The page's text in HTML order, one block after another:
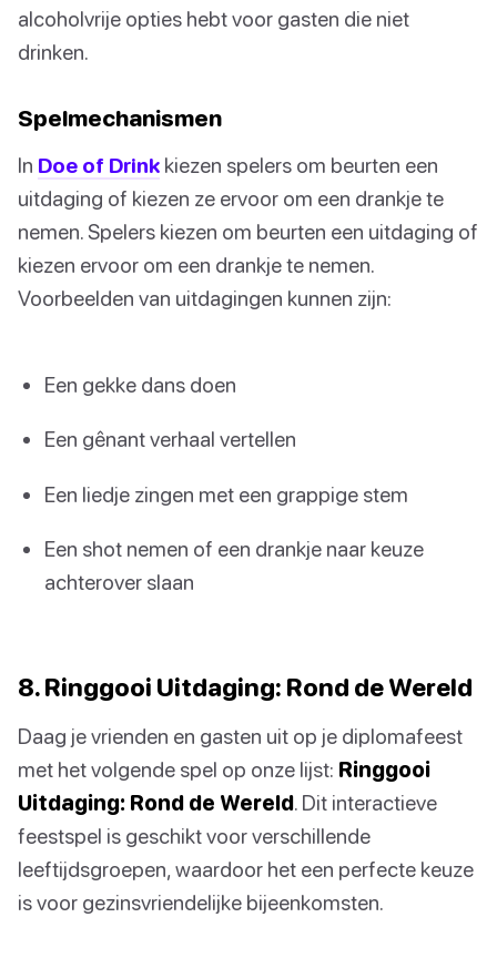
alcoholvrije opties hebt voor gasten die niet
drinken.
Spelmechanismen
In Doe of Drink kiezen spelers om beurten een
uitdaging of kiezen ze ervoor om een drankje te
nemen. Spelers kiezen om beurten een uitdaging of
kiezen ervoor om een drankje te nemen.
Voorbeelden van uitdagingen kunnen zijn:
Een gekke dans doen
Een gênant verhaal vertellen
Een liedje zingen met een grappige stem
Een shot nemen of een drankje naar keuze
achterover slaan
8. Ringgooi Uitdaging: Rond de Wereld
Daag je vrienden en gasten uit op je diplomafeest
met het volgende spel op onze lijst: Ringgooi
Uitdaging: Rond de Wereld. Dit interactieve
feestspel is geschikt voor verschillende
leeftijdsgroepen, waardoor het een perfecte keuze
is voor gezinsvriendelijke bijeenkomsten.